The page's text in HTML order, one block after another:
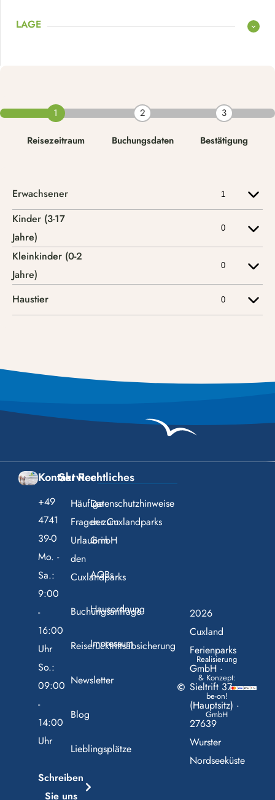
LAGE
Kontakt
+49
4741
39-0
Mo. -
Sa.:
9:00
-
16:00
Uhr
So.:
09:00
-
14:00
Uhr
Schreiben
Sie uns
Service
Häufige
Fragen zum
Urlaub in
den
Cuxlandparks
Buchungsanfrage
Reiserücktrittsabsicherung
Newsletter
Blog
Lieblingsplätze
Rechtliches
Datenschutzhinweise
der Cuxlandparks
GmbH
AGBs
Hausordnung
Impressum
2026
Cuxland
Ferienparks
GmbH ·
Sieltrift 37
(Hauptsitz) ·
27639
Wurster
Nordseeküste
Realisierung
& Konzept:
be-on!
GmbH